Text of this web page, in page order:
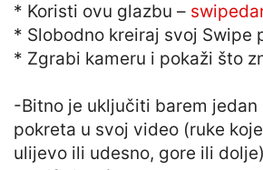
* Koristi ovu glazbu –
* Slobodno kreiraj svoj Swipe
* Zgrabi kameru i pokaži što
-Bitno je uključiti barem jedan
pokreta u svoj video (ruke
ulijevo ili udesno, gore ili